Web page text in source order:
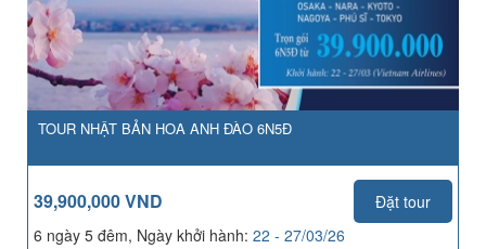
TOUR NHẬT BẢN HOA ANH ĐÀO 6N5Đ
39,900,000 VND
Đặt tour
6 ngày 5 đêm, Ngày khởi hành: 22 - 27/03/26